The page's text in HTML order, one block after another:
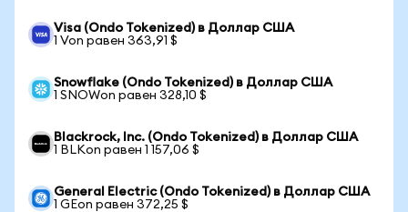
Visa (Ondo Tokenized) в Доллар США
1 Von равен 363,91 $
Snowflake (Ondo Tokenized) в Доллар США
1 SNOWon равен 328,10 $
Blackrock, Inc. (Ondo Tokenized) в Доллар США
1 BLKon равен 1 157,06 $
General Electric (Ondo Tokenized) в Доллар США
1 GEon равен 372,25 $